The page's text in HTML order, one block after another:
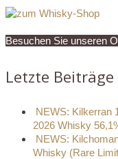
Besuchen Sie unseren
Letzte Beiträge
NEWS: Kilkerran
2026 Whisky
NEWS:
Whisky (Rare